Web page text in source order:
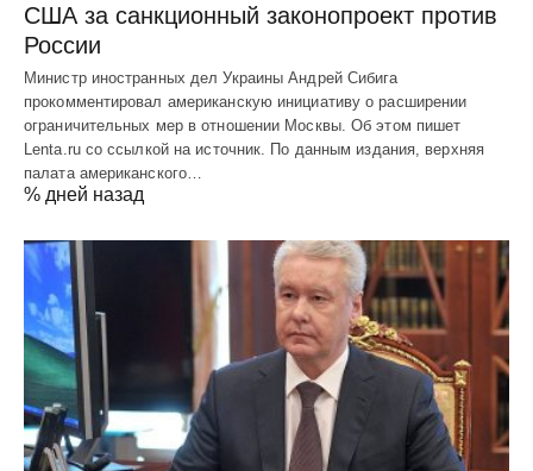
США за санкционный законопроект против
России
Министр иностранных дел Украины Андрей Сибига
прокомментировал американскую инициативу о расширении
ограничительных мер в отношении Москвы. Об этом пишет
Lenta.ru со ссылкой на источник. По данным издания, верхняя
палата американского…
% дней назад